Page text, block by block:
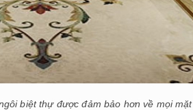
biệt thự được đảm bảo hơn về mọi mặt